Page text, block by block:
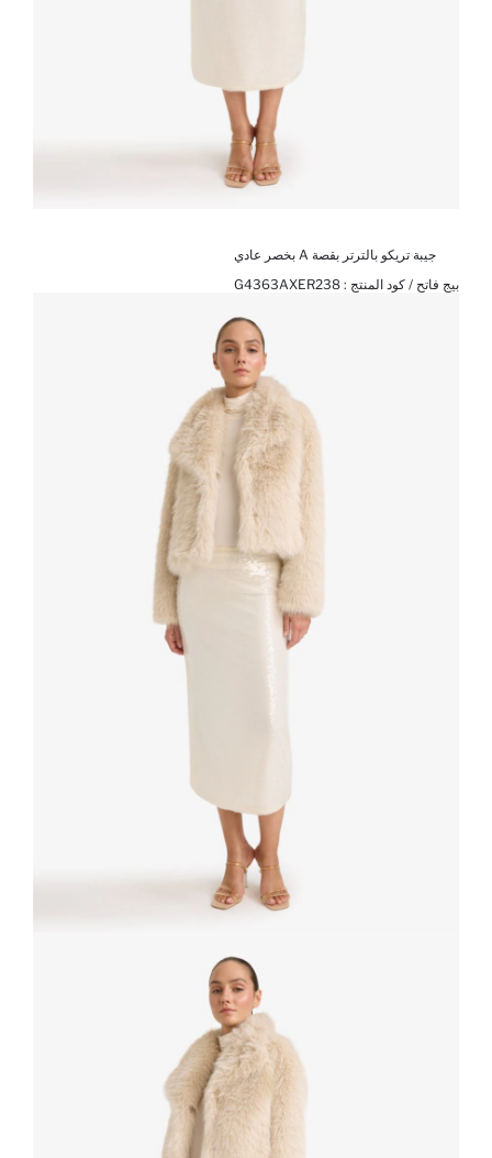
جيبة تريكو بالترتر بقصة A بخصر عادي
بيج فاتح / كود المنتج : G4363AXER238